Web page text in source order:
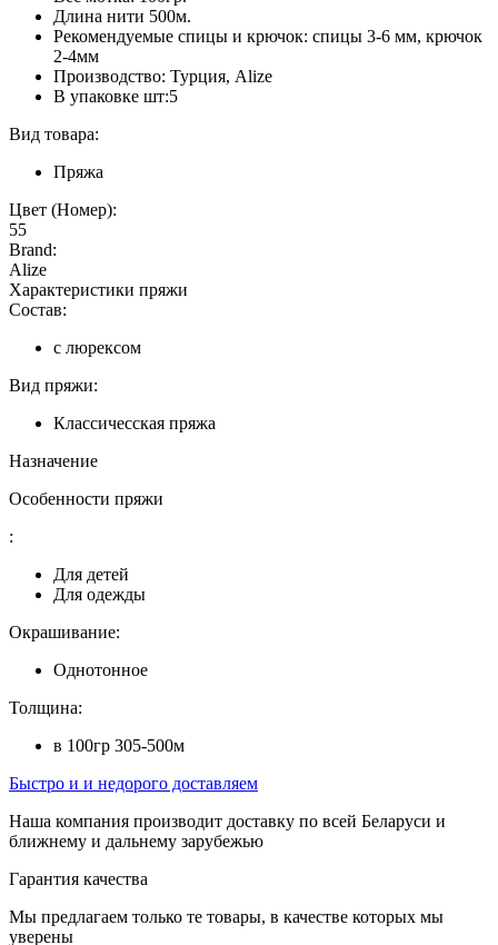
Длина нити 500м.
Рекомендуемые спицы и крючок: спицы 3-6 мм, крючок
2-4мм
Производство: Турция, Alize
В упаковке шт:5
Вид товара:
Пряжа
Цвет (Номер):
55
Brand:
Alize
Характеристики пряжи
Состав:
с люрексом
Вид пряжи:
Классичесская пряжа
Назначение
Особенности пряжи
:
Для детей
Для одежды
Окрашивание:
Однотонное
Толщина:
в 100гр 305-500м
Быстро и и недорого доставляем
Наша компания производит доставку по всей Беларуси и
ближнему и дальнему зарубежью
Гарантия качества
Мы предлагаем только те товары, в качестве которых мы
уверены